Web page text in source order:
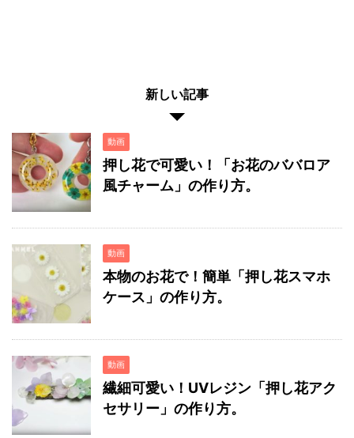
新しい記事
動画
押し花で可愛い！「お花のババロア
風チャーム」の作り方。
動画
本物のお花で！簡単「押し花スマホ
ケース」の作り方。
動画
繊細可愛い！UVレジン「押し花アク
セサリー」の作り方。